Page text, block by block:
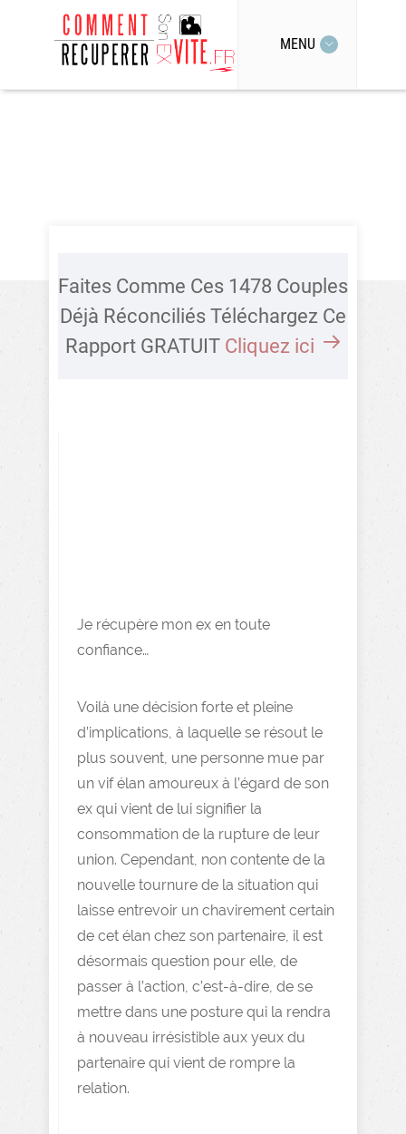
MENU
Faites Comme Ces 1478 Couples
Déjà Réconciliés Téléchargez Ce
Rapport GRATUIT Cliquez ici
Je récupère mon ex en toute
confiance…
Voilà une décision forte et pleine
d’implications, à laquelle se résout le
plus souvent, une personne mue par
un vif élan amoureux à l’égard de son
ex qui vient de lui signifier la
consommation de la rupture de leur
union. Cependant, non contente de la
nouvelle tournure de la situation qui
laisse entrevoir un chavirement certain
de cet élan chez son partenaire, il est
désormais question pour elle, de
passer à l’action, c’est-à-dire, de se
mettre dans une posture qui la rendra
à nouveau irrésistible aux yeux du
partenaire qui vient de rompre la
relation.